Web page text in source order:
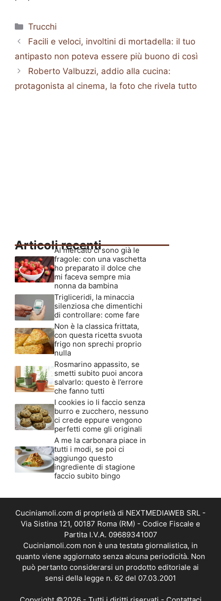
Categorie
Trucchi
Facili e veloci, involtini di mortadella: il tuo
antipasto non poteva essere più buono di così
Roberto Valbuzzi, addio alla cucina:
protagonista al cinema, la foto che rivela tutto
Articoli recenti
Al mercato ci sono già le
fragole: con una vaschetta
ho preparato il dolce che
mi faceva sempre mia
nonna da bambina
Trigliceridi, la minaccia
silenziosa che dimentichi
di controllare: come fare
Non è la classica frittata,
con questa ricetta svuota
frigo non sprechi proprio
nulla
Rosmarino appassito, se
smetti subito puoi ancora
salvarlo: questo è l’errore
che fanno tutti
I cookies io li faccio senza
burro e zucchero, nessuno
ci crede eppure vengono
perfetti come gli originali
A me la carbonara piace in
tutti i modi, se poi ci
aggiungo questo
ingrediente di stagione
faccio subito bingo
Cuciniamoli.com di proprietà di NEXTMEDIAWEB SRL -
Via Sistina 121, 00187 Roma (RM) - Codice Fiscale e
Partita I.V.A. 09689341007
Cuciniamoli.com non è una testata giornalistica, in
quanto viene aggiornato senza alcuna periodicità. Non
può pertanto considerarsi un prodotto editoriale ai
sensi della legge n. 62 del 07.03.2001